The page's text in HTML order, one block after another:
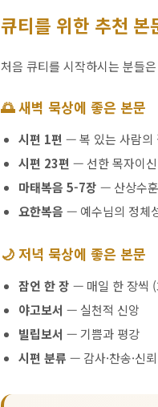
큐티를 위한 추천 본
처음 큐티를 시작하시는 분들
🌅 새벽 묵상에 좋은 본문
시편 1편 — 복 있는 사람의
시편 23편 — 선한 목자이
마태복음 5-7장 — 산상수
요한복음 — 예수님의 정체
🌙 저녁 묵상에 좋은 본문
잠언 한 장 — 매일 한 장씩
야고보서 — 실천적 신앙
빌립보서 — 기쁨과 평강
시편 분류 — 감사·찬송·신